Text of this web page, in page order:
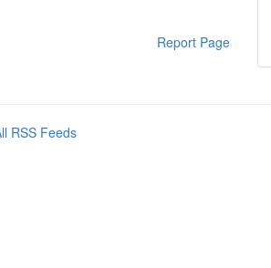
Report Page
RSS Feeds